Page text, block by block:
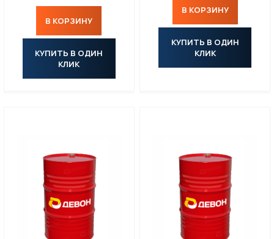
В КОРЗИНУ
КУПИТЬ В ОДИН
КЛИК
В КОРЗИНУ
КУПИТЬ В ОДИН
КЛИК
ПАСТЫ
МАТЕРИАЛЫ ДЛЯ ПИЩЕВОЙ ПРОМЫШЛЕННОСТИ С ДОПУСКОМ NSF
МАСЛА